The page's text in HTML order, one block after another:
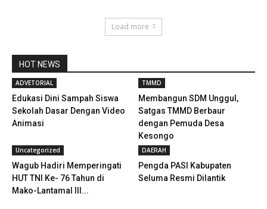
Load more
HOT NEWS
ADVETORIAL
Edukasi Dini Sampah Siswa
Sekolah Dasar Dengan Video
Animasi
TMMD
Membangun SDM Unggul,
Satgas TMMD Berbaur
dengan Pemuda Desa
Kesongo
Uncategorized
Wagub Hadiri Memperingati
HUT TNI Ke- 76 Tahun di
Mako-Lantamal III...
DAERAH
Pengda PASI Kabupaten
Seluma Resmi Dilantik